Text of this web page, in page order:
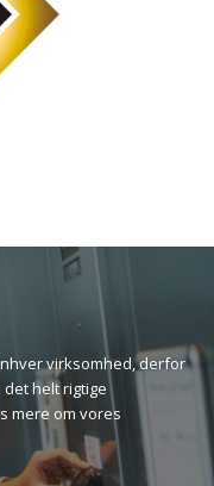
virksomhed, derfor
helt rigtige
mere om vores